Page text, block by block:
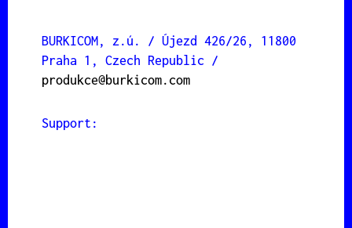
BURKICOM, z.ú. / Újezd 426/26, 11800
Praha 1, Czech Republic /
produkce@burkicom.com
Support: